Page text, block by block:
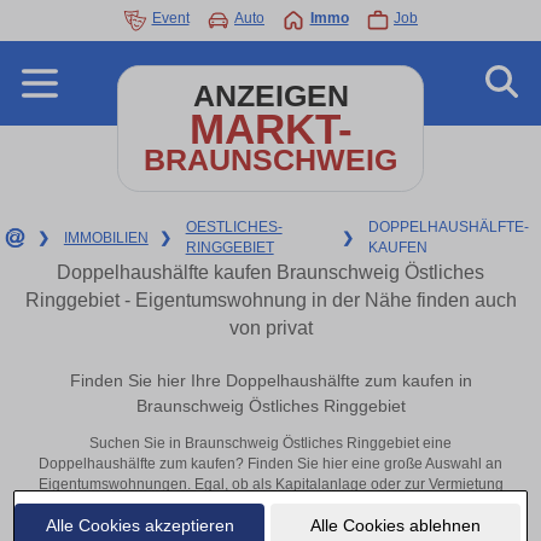
Alle Cookies akzeptieren Alle Cookies ablehnen
Event Auto Immo Job
ANZEIGEN
MARKT-
BRAUNSCHWEIG
❯ IMMOBILIEN ❯
OESTLICHES-
RINGGEBIET
❯
DOPPELHAUSHÄLFTE-
KAUFEN
Doppelhaushälfte kaufen Braunschweig Östliches
Ringgebiet - Eigentumswohnung in der Nähe finden auch
von privat
Finden Sie hier Ihre Doppelhaushälfte zum kaufen in
Braunschweig Östliches Ringgebiet
Suchen Sie in Braunschweig Östliches Ringgebiet eine
Doppelhaushälfte zum kaufen? Finden Sie hier eine große Auswahl an
Eigentumswohnungen. Egal, ob als Kapitalanlage oder zur Vermietung
– hier finden Sie Ihre Immobilie in Braunschweig Östliches Ringgebiet
oder in der Nähe.